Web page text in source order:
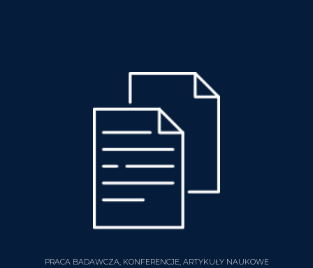
PRACA BADAWCZA, KONFERENCJE, ARTYKUŁY NAUKOWE